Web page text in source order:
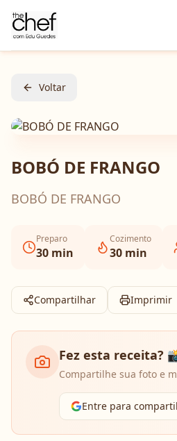
Voltar
BOBÓ DE FRANGO
BOBÓ DE FRANGO
Preparo
30 min
Cozimento
30 min
Compartilhar Imprimir
Fez esta receita?
Compartilhe sua foto e
Entre para